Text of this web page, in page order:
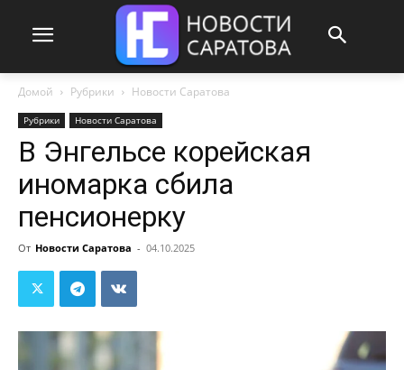
Домой Рубрики Новости Саратова
Рубрики Новости Саратова
В Энгельсе корейская
иномарка сбила
пенсионерку
От Новости Саратова - 04.10.2025